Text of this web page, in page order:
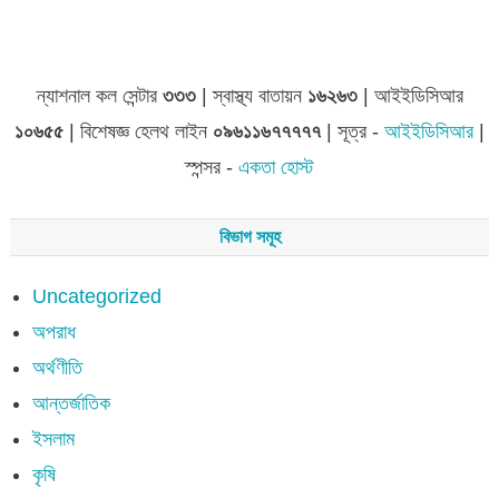
ন্যাশনাল কল সেন্টার ৩৩৩| স্বাস্থ্য বাতায়ন ১৬২৬৩| আইইডিসিআর
১০৬৫৫ | বিশেষজ্ঞ হেলথ লাইন ০৯৬১১৬৭৭৭৭৭| সূত্র - আইইডিসিআর|
স্পন্সর - একতা হোস্ট
বিভাগ সমূহ
Uncategorized
অপরাধ
অর্থণীতি
আন্তর্জাতিক
ইসলাম
কৃষি